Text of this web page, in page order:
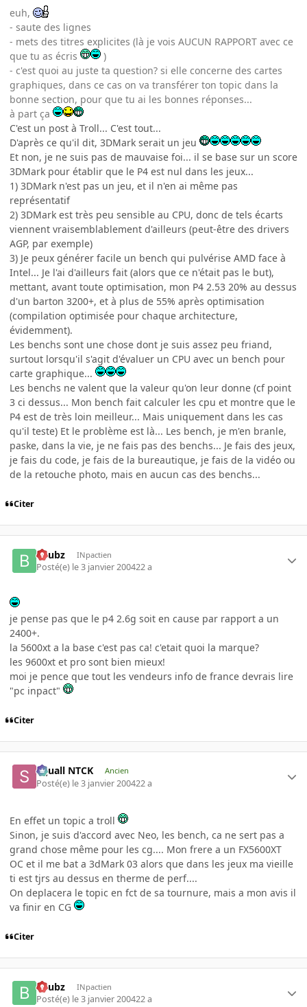
euh,
- saute des lignes
- mets des titres explicites (là je vois AUCUN RAPPORT avec ce
que tu as écris
)
- c'est quoi au juste ta question? si elle concerne des cartes
graphiques, dans ce cas on va transférer ton topic dans la
bonne section, pour que tu ai les bonnes réponses...
à part ça
C'est un post à Troll... C'est tout...
D'après ce qu'il dit, 3DMark serait un jeu
Et non, je ne suis pas de mauvaise foi... il se base sur un score
3DMark pour établir que le P4 est nul dans les jeux...
1) 3DMark n'est pas un jeu, et il n'en ai même pas
représentatif
2) 3DMark est très peu sensible au CPU, donc de tels écarts
viennent vraisemblablement d'ailleurs (peut-être des drivers
AGP, par exemple)
3) Je peux générer facile un bench qui pulvérise AMD face à
Intel... Je l'ai d'ailleurs fait (alors que ce n'était pas le but),
mettant, avant toute optimisation, mon P4 2.53 20% au dessus
d'un barton 3200+, et à plus de 55% après optimisation
(compilation optimisée pour chaque architecture,
évidemment).
Les benchs sont une chose dont je suis assez peu friand,
surtout lorsqu'il s'agit d'évaluer un CPU avec un bench pour
carte graphique...
Les benchs ne valent que la valeur qu'on leur donne (cf point
3 ci dessus... Mon bench fait calculer les cpu et montre que le
P4 est de très loin meilleur... Mais uniquement dans les cas
qu'il teste) Et le problème est là... Les bench, je m'en branle,
paske, dans la vie, je ne fais pas des benchs... Je fais des jeux,
je fais du code, je fais de la bureautique, je fais de la vidéo ou
de la retouche photo, mais en aucun cas des benchs...
Citer
beubz INpactien
Posté(e) le 3 janvier 200422 a
je pense pas que le p4 2.6g soit en cause par rapport a un
2400+.
la 5600xt a la base c'est pas ca! c'etait quoi la marque?
les 9600xt et pro sont bien mieux!
moi je pence que tout les vendeurs info de france devrais lire
"pc inpact"
Citer
Squall NTCK Ancien
Posté(e) le 3 janvier 200422 a
En effet un topic a troll
Sinon, je suis d'accord avec Neo, les bench, ca ne sert pas a
grand chose même pour les cg.... Mon frere a un FX5600XT
OC et il me bat a 3dMark 03 alors que dans les jeux ma vieille
ti est tjrs au dessus en therme de perf....
On deplacera le topic en fct de sa tournure, mais a mon avis il
va finir en CG
Citer
beubz INpactien
Posté(e) le 3 janvier 200422 a